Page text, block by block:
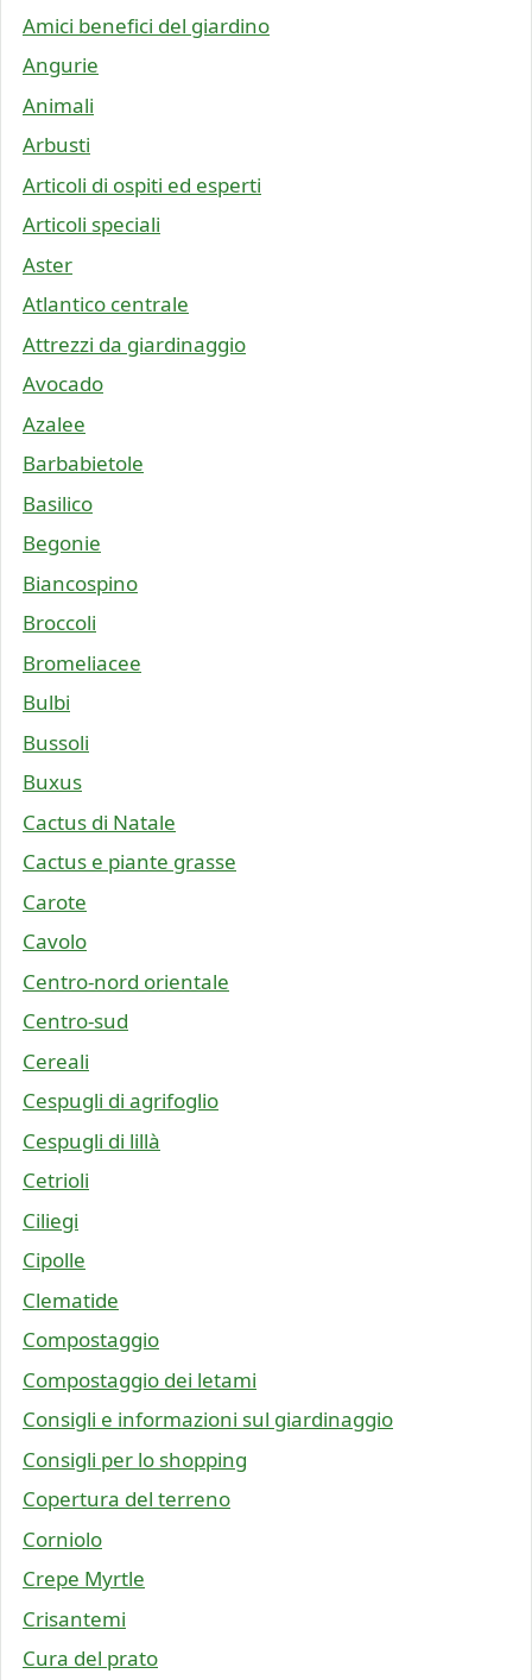
Amici benefici del giardino
Angurie
Animali
Arbusti
Articoli di ospiti ed esperti
Articoli speciali
Aster
Atlantico centrale
Attrezzi da giardinaggio
Avocado
Azalee
Barbabietole
Basilico
Begonie
Biancospino
Broccoli
Bromeliacee
Bulbi
Bussoli
Buxus
Cactus di Natale
Cactus e piante grasse
Carote
Cavolo
Centro-nord orientale
Centro-sud
Cereali
Cespugli di agrifoglio
Cespugli di lillà
Cetrioli
Ciliegi
Cipolle
Clematide
Compostaggio
Compostaggio dei letami
Consigli e informazioni sul giardinaggio
Consigli per lo shopping
Copertura del terreno
Corniolo
Crepe Myrtle
Crisantemi
Cura del prato